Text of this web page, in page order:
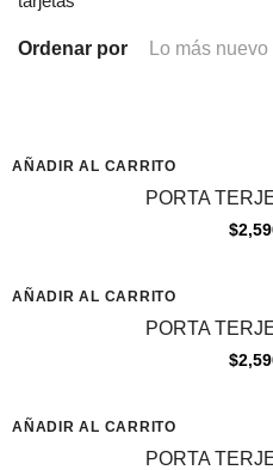
Ordenar por Lo más nuevo
AÑADIR AL CARRITO
PORTA
$
AÑADIR AL CARRITO
PORTA
$
AÑADIR AL CARRITO
PORTA